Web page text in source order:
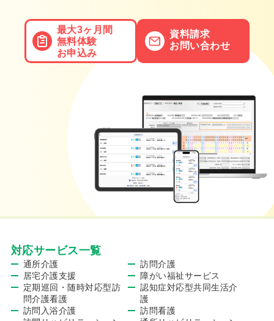
最大3ヶ月間
無料体験
お申込み
資料請求
お問い合わせ
対応サービス一覧
通所介護
訪問介護
居宅介護支援
障がい福祉サービス
定期巡回・随時対応型訪
問介護看護
認知症対応型共同生活介
護
訪問入浴介護
訪問看護